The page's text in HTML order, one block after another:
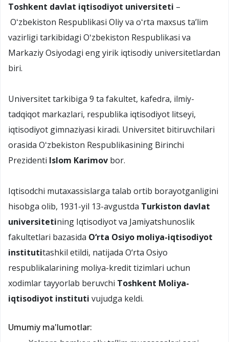
Toshkent davlat iqtisodiyot universiteti –
Oʻzbekiston Respublikasi Oliy va oʻrta maxsus taʼlim
vazirligi tarkibidagi Oʻzbekiston Respublikasi va
Markaziy Osiyodagi eng yirik iqtisodiy universitetlardan
biri.
Universitet tarkibiga 9 ta fakultet, kafedra, ilmiy-
tadqiqot markazlari, respublika iqtisodiyot litseyi,
iqtisodiyot gimnaziyasi kiradi. Universitet bitiruvchilari
orasida Oʻzbekiston Respublikasining Birinchi
Prezidenti Islom Karimov bor.
Iqtisodchi mutaxassislarga talab ortib borayotganligini
hisobga olib, 1931-yil 13-avgustda Turkiston davlat
universitetining Iqtisodiyot va Jamiyatshunoslik
fakultetlari bazasida O‘rta Osiyo moliya-iqtisodiyot
institutitashkil etildi, natijada O‘rta Osiyo
respublikalarining moliya-kredit tizimlari uchun
xodimlar tayyorlab beruvchi Toshkent Moliya-
iqtisodiyot instituti vujudga keldi.
Umumiy ma'lumotlar: